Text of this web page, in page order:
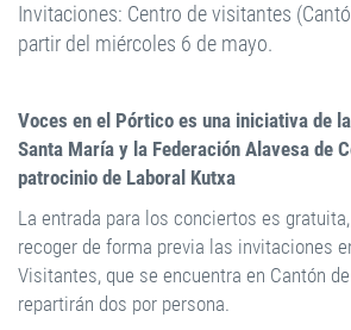
Invitaciones: Centro de visitantes
partir del miércoles 6 de mayo.
Voces en el Pórtico es una iniciativa de
Santa María y la Federación Alavesa de
patrocinio de Laboral Kutxa
La entrada para los conciertos es
recoger de forma previa las invitaciones
Visitantes, que se encuentra en Cantón
repartirán dos por persona.